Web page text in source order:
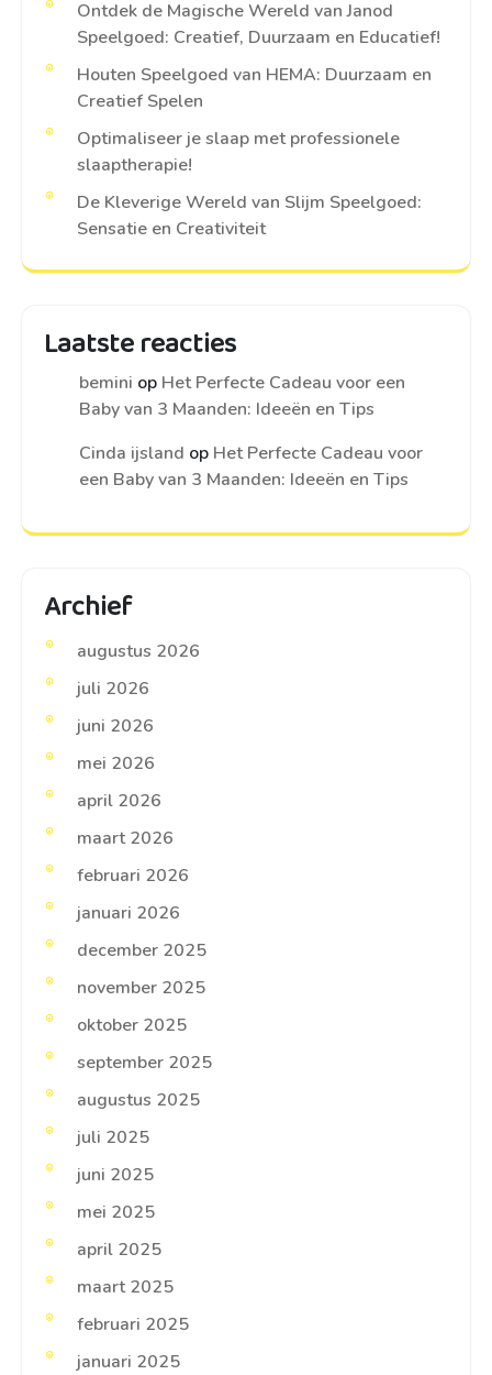
Ontdek de Magische Wereld van Janod
Speelgoed: Creatief, Duurzaam en Educatief!
Houten Speelgoed van HEMA: Duurzaam en
Creatief Spelen
Optimaliseer je slaap met professionele
slaaptherapie!
De Kleverige Wereld van Slijm Speelgoed:
Sensatie en Creativiteit
Laatste reacties
bemini op Het Perfecte Cadeau voor een
Baby van 3 Maanden: Ideeën en Tips
Cinda ijsland op Het Perfecte Cadeau voor
een Baby van 3 Maanden: Ideeën en Tips
Archief
augustus 2026
juli 2026
juni 2026
mei 2026
april 2026
maart 2026
februari 2026
januari 2026
december 2025
november 2025
oktober 2025
september 2025
augustus 2025
juli 2025
juni 2025
mei 2025
april 2025
maart 2025
februari 2025
januari 2025